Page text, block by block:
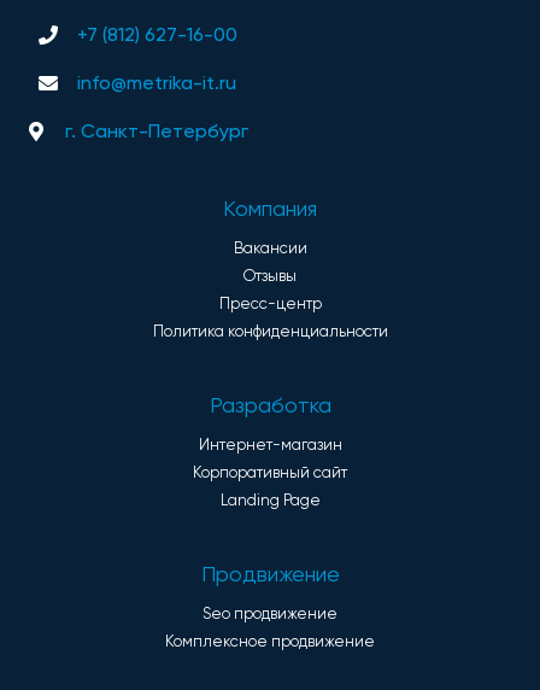
+7 (812) 627-16-00
info@metrika-it.ru
г. Санкт-Петербург
Компания
Вакансии
Отзывы
Пресс-центр
Политика конфиденциальности
Разработка
Интернет-магазин
Корпоративный сайт
Landing Page
Продвижение
Seo продвижение
Комплексное продвижение